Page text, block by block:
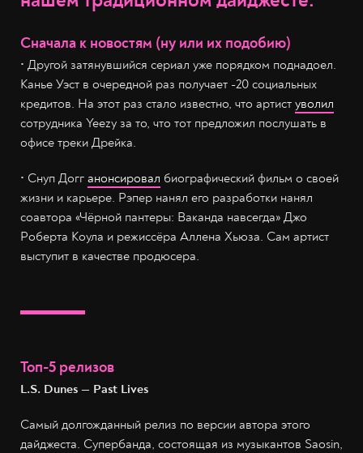
Сначала к новостям (ну или их подобию)
• Другой затянувшийся сериал уже порядком поднадоел.
Канье Уэст в очередной раз получает -20 социальных
кредитов. На этот раз стало известно, что артист уволил
сотрудника Yeezy за то, что тот предложил послушать в
офисе треки Дрейка.
• Снуп Догг анонсировал биографический фильм о своей
жизни и карьере. Рэпер нанял его разработки нанял
соавтора «Чёрной пантеры: Ваканда навсегда» Джо
Роберта Коула и режиссёра Аллена Хьюза. Сам артист
выступит в качестве продюсера.
Топ-5 релизов
L.S. Dunes — Past Lives
Самый долгожданный релиз по версии автора этого
дайджеста. Супербанда, состоящая из музыкантов Saosin,